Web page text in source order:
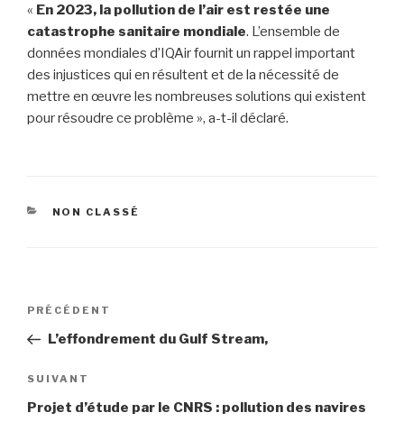
« En 2023, la pollution de l’air est restée une
catastrophe sanitaire mondiale. L’ensemble de
données mondiales d’IQAir fournit un rappel important
des injustices qui en résultent et de la nécessité de
mettre en œuvre les nombreuses solutions qui existent
pour résoudre ce problème », a-t-il déclaré.
CATÉGORIES
NON CLASSÉ
Navigation
l’article
Article
précédent
PRÉCÉDENT
L’effondrement du Gulf Stream,
Article
suivant
SUIVANT
Projet d’étude par le CNRS : pollution des navires